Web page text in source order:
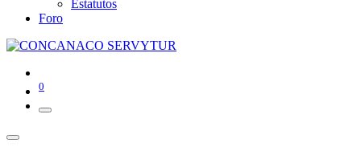
Estatutos
Foro
0